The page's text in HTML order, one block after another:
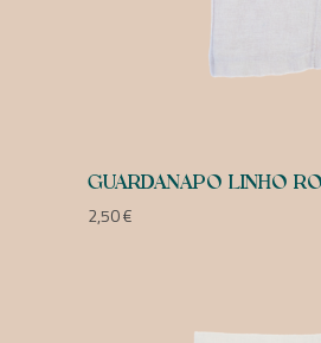
GUARDANAPO LINHO
2,50€